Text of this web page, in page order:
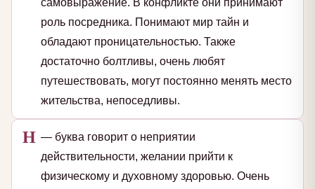
самовыражение. В конфликте они принимают
роль посредника. Понимают мир тайн и
обладают проницательностью. Также
достаточно болтливы, очень любят
путешествовать, могут постоянно менять место
жительства, непоседливы.
Н — буква говорит о неприятии
действительности, желании прийти к
физическому и духовному здоровью. Очень